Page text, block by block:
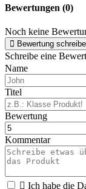
Bewertungen (0)
Noch keine
Bewertung
Schreibe eine
Name
Titel
Bewertung
Kommentar
Ich habe die